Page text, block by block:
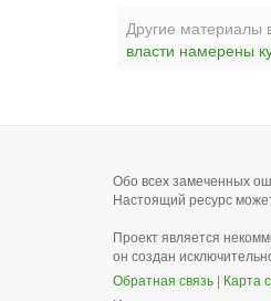
Другие материалы
власти намерены
Обо всех замеченных
Настоящий ресурс
Проект является
он создан
Обратная связь | Карта